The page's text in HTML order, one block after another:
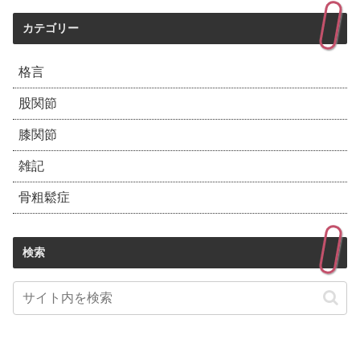
カテゴリー
格言
股関節
膝関節
雑記
骨粗鬆症
検索